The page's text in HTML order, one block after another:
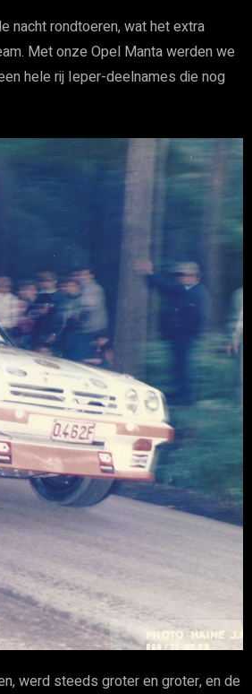
nacht rondtoeren, wat het extra
Met onze Opel Manta werden we
hele rij Ieper-deelnames die nog
werd steeds groter en groter, en de